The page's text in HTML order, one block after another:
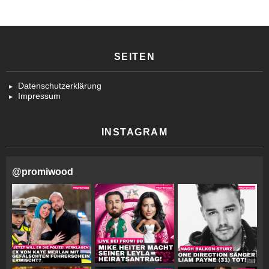
SEITEN
Datenschutzerklärung
Impressum
INSTAGRAM
@promiwood